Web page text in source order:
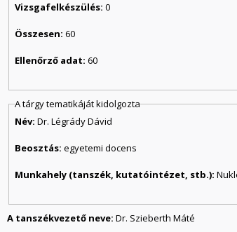
Vizsgafelkészülés:0
Összesen:60
Ellenőrző adat:60
A tárgy tematikáját kidolgozta
Név:Dr. Légrády Dávid
Beosztás:egyetemi docens
Munkahely (tanszék, kutatóintézet, stb.):
A tanszékvezető neve: Dr. Szieberth Máté